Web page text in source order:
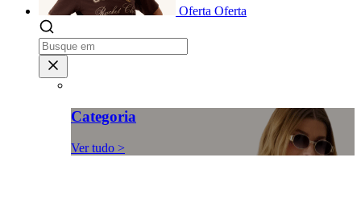
Oferta Oferta
Categoria
Ver tudo >